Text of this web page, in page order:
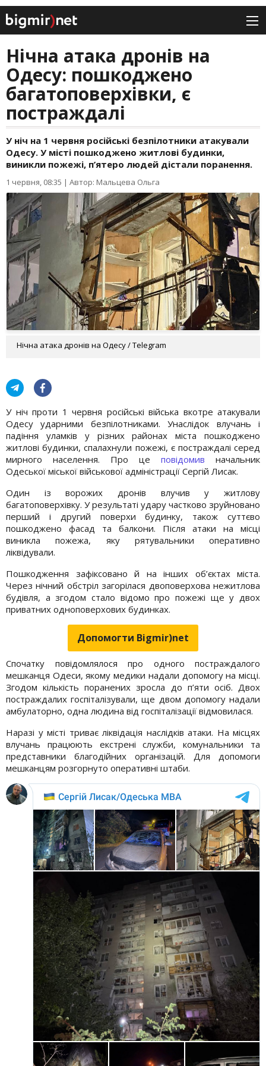
Нічна атака дронів на
Одесу: пошкоджено
багатоповерхівки, є
постраждалі
У ніч на 1 червня російські безпілотники атакували
Одесу. У місті пошкоджено житлові будинки,
виникли пожежі, п’ятеро людей дістали поранення.
1 червня, 08:35 | Автор: Мальцева Ольга
Нічна атака дронів на Одесу / Telegram
У ніч проти 1 червня російські війська вкотре атакували
Одесу ударними безпілотниками. Унаслідок влучань і
падіння уламків у різних районах міста пошкоджено
житлові будинки, спалахнули пожежі, є постраждалі серед
мирного населення. Про це повідомив начальник
Одеської міської військової адміністрації Сергій Лисак.
Один із ворожих дронів влучив у житлову
багатоповерхівку. У результаті удару частково зруйновано
перший і другий поверхи будинку, також суттєво
пошкоджено фасад та балкони. Після атаки на місці
виникла пожежа, яку рятувальники оперативно
ліквідували.
Пошкодження зафіксовано й на інших об’єктах міста.
Через нічний обстріл загорілася двоповерхова нежитлова
будівля, а згодом стало відомо про пожежі ще у двох
приватних одноповерхових будинках.
Допомогти Bigmir)net
Спочатку повідомлялося про одного постраждалого
мешканця Одеси, якому медики надали допомогу на місці.
Згодом кількість поранених зросла до п’яти осіб. Двох
постраждалих госпіталізували, ще двом допомогу надали
амбулаторно, одна людина від госпіталізації відмовилася.
Наразі у місті триває ліквідація наслідків атаки. На місцях
влучань працюють екстрені служби, комунальники та
представники благодійних організацій. Для допомоги
мешканцям розгорнуто оперативні штаби.